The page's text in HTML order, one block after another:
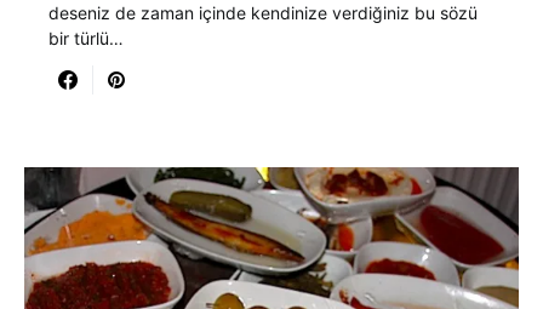
deseniz de zaman içinde kendinize verdiğiniz bu sözü
bir türlü…